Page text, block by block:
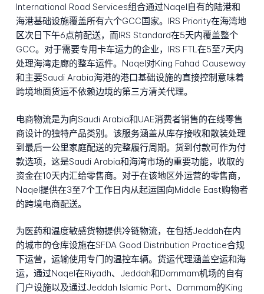
International Road Services组合通过Naqel自有的陆港和
海港基础设施覆盖所有六个GCC国家。IRS Priority在海湾地
区次日下午6点前配送，而IRS Standard在5天内覆盖整个
GCC。对于需要专用卡车运力的企业，IRS FTL在5至7天内
处理海湾走廊的整车运件。Naqel对King Fahad Causeway
和主要Saudi Arabia海港的港口基础设施的直接控制意味着
跨境地面货运不依赖边境的第三方清关代理。
电商物流是为向Saudi Arabia和UAE消费者销售的在线零售
商设计的独特产品类别。该服务涵盖从库存接收和散装处理
到最后一公里家庭配送的完整履行周期。货到付款可作为付
款选项，这是Saudi Arabia和海湾市场的重要功能，收取的
资金在10天内汇给零售商。对于在该地区外运营的零售商，
Naqel提供在3至7个工作日内从起运国向Middle East购物者
的跨境电商配送。
为医药和温度敏感货物提供冷链物流，在包括Jeddah在内
的城市的仓库设施在SFDA Good Distribution Practice合规
下运营，运输使用专门的温控车辆。货运代理涵盖空运和海
运，通过Naqel在Riyadh、Jeddah和Dammam机场的自有
门户设施以及通过Jeddah Islamic Port、Dammam的King